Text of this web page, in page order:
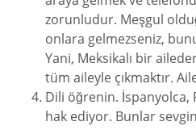
zorunludur. Meşgul
onlara gelmezseniz,
Yani, Meksikalı bir
tüm aileyle çıkmaktır.
Dili öğrenin. İspanyolca,
hak ediyor. Bunlar